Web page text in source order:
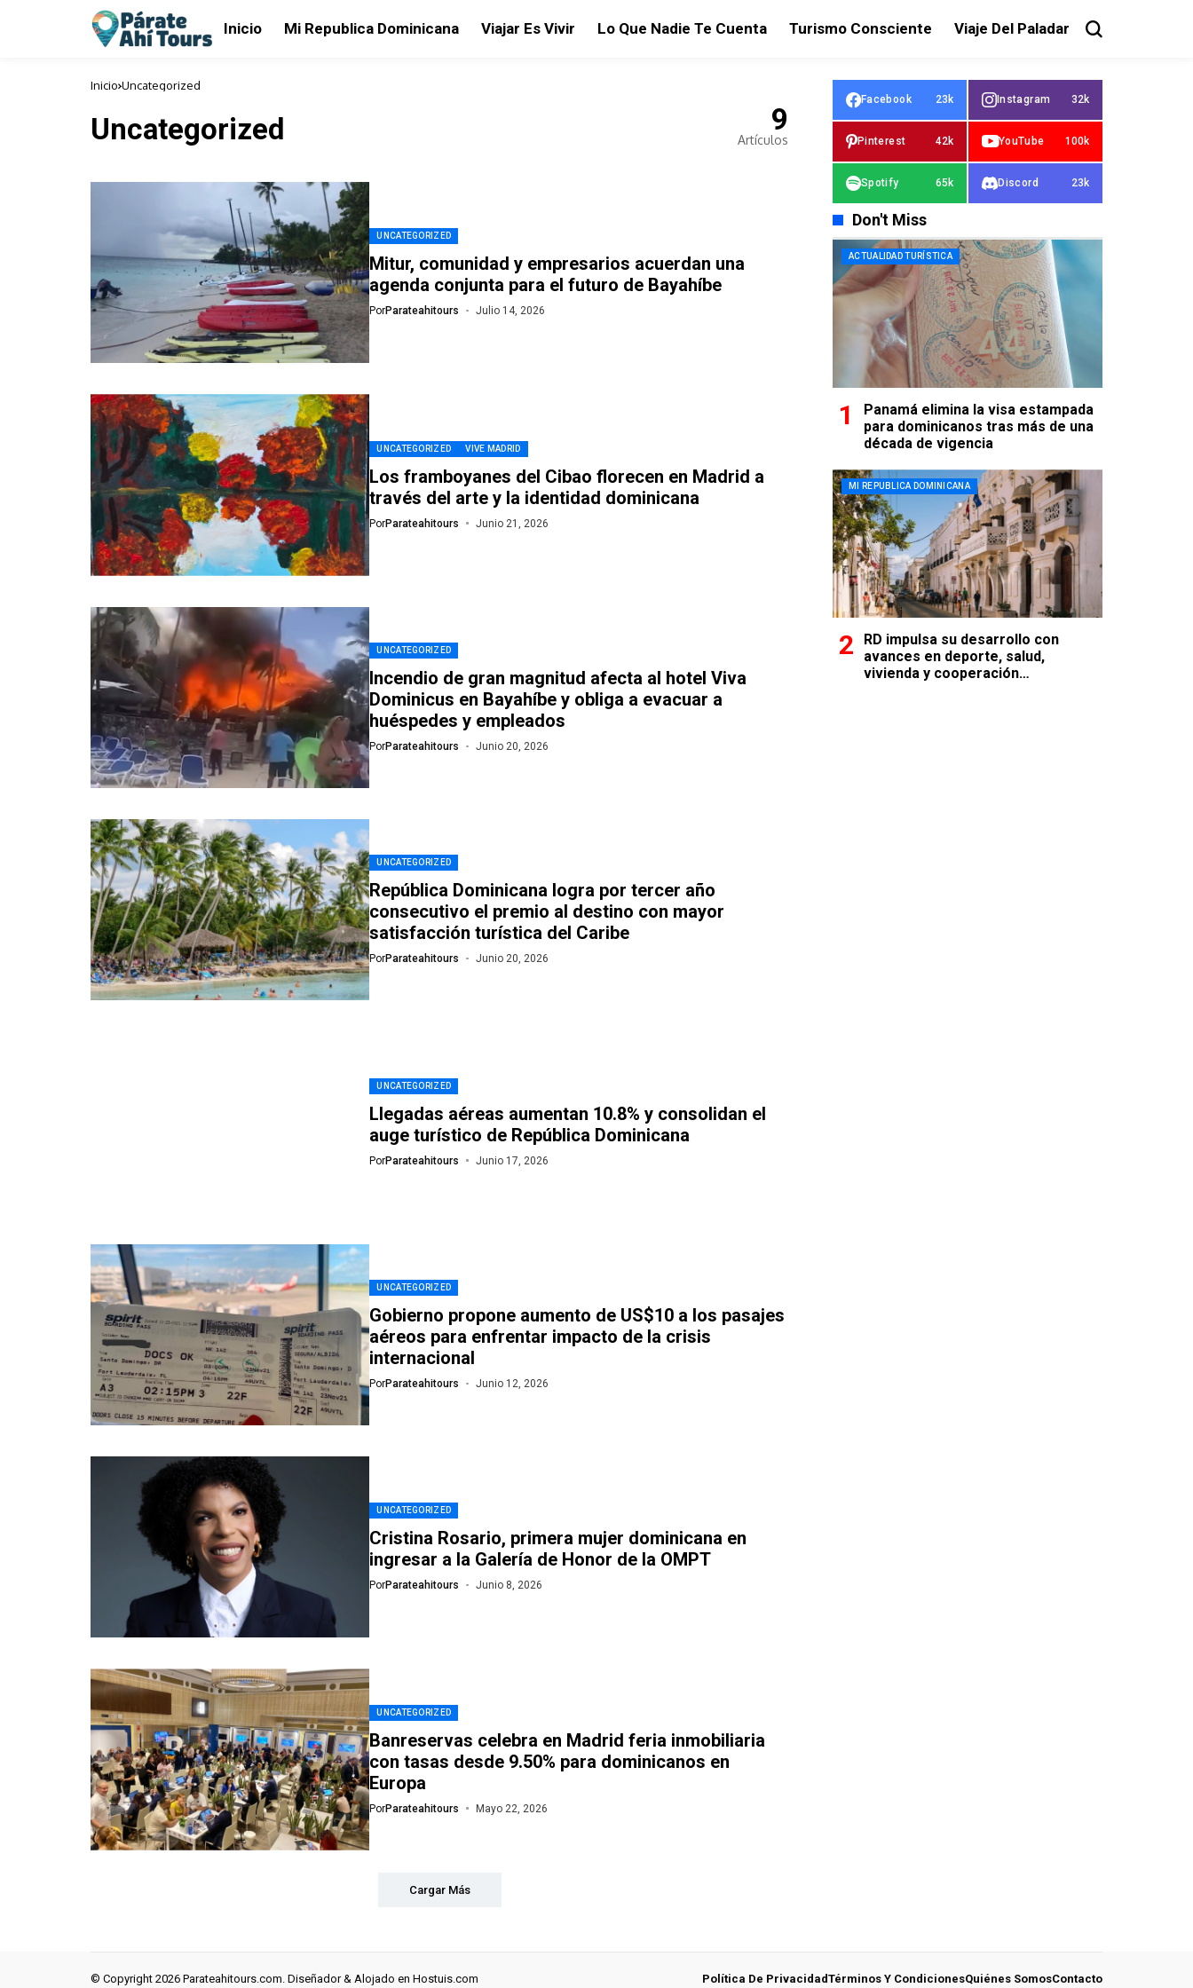
Inicio Mi Republica Dominicana Viajar Es Vivir Lo Que Nadie Te Cuenta Turismo Consciente Viaje Del Paladar
Inicio Uncategorized
Uncategorized 9
Artículos
UNCATEGORIZED
Mitur, comunidad y empresarios acuerdan una
agenda conjunta para el futuro de Bayahíbe
PorParateahitours Julio 14, 2026
UNCATEGORIZED VIVE MADRID
Los framboyanes del Cibao florecen en Madrid a
través del arte y la identidad dominicana
PorParateahitours Junio 21, 2026
UNCATEGORIZED
Incendio de gran magnitud afecta al hotel Viva
Dominicus en Bayahíbe y obliga a evacuar a
huéspedes y empleados
PorParateahitours Junio 20, 2026
UNCATEGORIZED
República Dominicana logra por tercer año
consecutivo el premio al destino con mayor
satisfacción turística del Caribe
PorParateahitours Junio 20, 2026
UNCATEGORIZED
Llegadas aéreas aumentan 10.8% y consolidan el
auge turístico de República Dominicana
PorParateahitours Junio 17, 2026
UNCATEGORIZED
Gobierno propone aumento de US$10 a los pasajes
aéreos para enfrentar impacto de la crisis
internacional
PorParateahitours Junio 12, 2026
UNCATEGORIZED
Cristina Rosario, primera mujer dominicana en
ingresar a la Galería de Honor de la OMPT
PorParateahitours Junio 8, 2026
UNCATEGORIZED
Banreservas celebra en Madrid feria inmobiliaria
con tasas desde 9.50% para dominicanos en
Europa
PorParateahitours Mayo 22, 2026
Cargar Más
Facebook 23k Instagram 32k
Pinterest 42k YouTube 100k
Spotify 65k Discord 23k
Don't Miss
ACTUALIDAD TURÍSTICA
Panamá elimina la visa estampada
para dominicanos tras más de una
década de vigencia
MI REPUBLICA DOMINICANA
RD impulsa su desarrollo con
avances en deporte, salud,
vivienda y cooperación
© Copyright 2026 Parateahitours.com. Diseñador & Alojado en Hostuis.com Política De PrivacidadTérminos Y CondicionesQuiénes SomosContacto